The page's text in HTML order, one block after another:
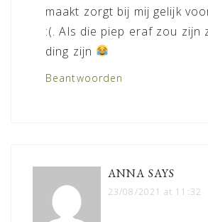
maakt zorgt bij mij gelijk
:(. Als die piep eraf zou zijn
ding zijn
Beantwoorden
ANNA SAYS
23/08/2021 at 11:32